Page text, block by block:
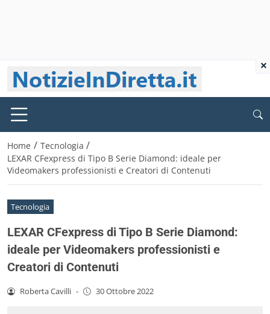
Home / Tecnologia /
LEXAR CFexpress di Tipo B Serie Diamond: ideale per
Videomakers professionisti e Creatori di Contenuti
Tecnologia
LEXAR CFexpress di Tipo B Serie Diamond:
ideale per Videomakers professionisti e
Creatori di Contenuti
Roberta Cavilli - 30 Ottobre 2022
×